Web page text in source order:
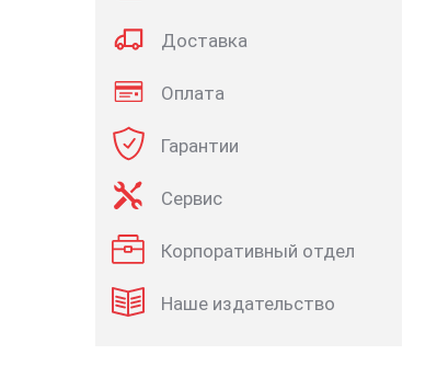
Доставка
Оплата
Гарантии
Сервис
Корпоративный отдел
Наше издательство